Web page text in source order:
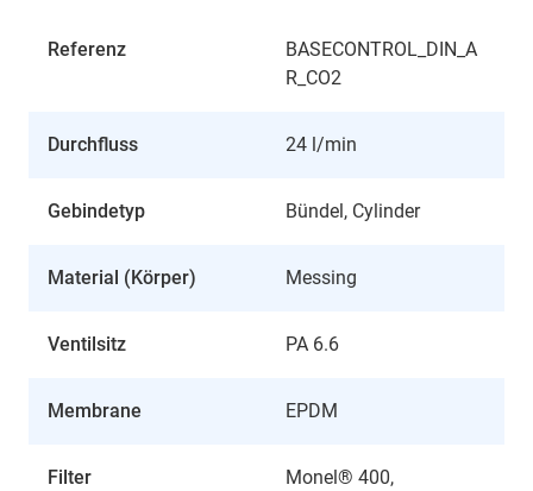
Referenz
BASECONTROL_DIN_A
R_CO2
Durchfluss 24 l/min
Gebindetyp Bündel, Cylinder
Material (Körper) Messing
Ventilsitz PA 6.6
Membrane EPDM
Filter
Monel® 400,